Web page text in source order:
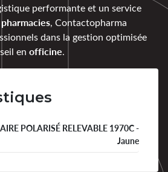
performante et un service
pharmacies, Contactopharma
dans la gestion optimisée
en officine.
POLARISÉ RELEVABLE 1970C -
Jaune